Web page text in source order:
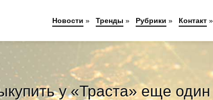
у «Траста» еще
Новости » Тренды » Рубрики » Контакт»